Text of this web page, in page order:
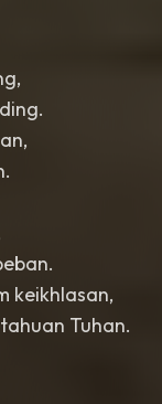
keikhlasan,
Tuhan.